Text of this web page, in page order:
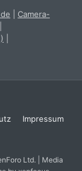
Camera-
Impressum
Ltd.
Media